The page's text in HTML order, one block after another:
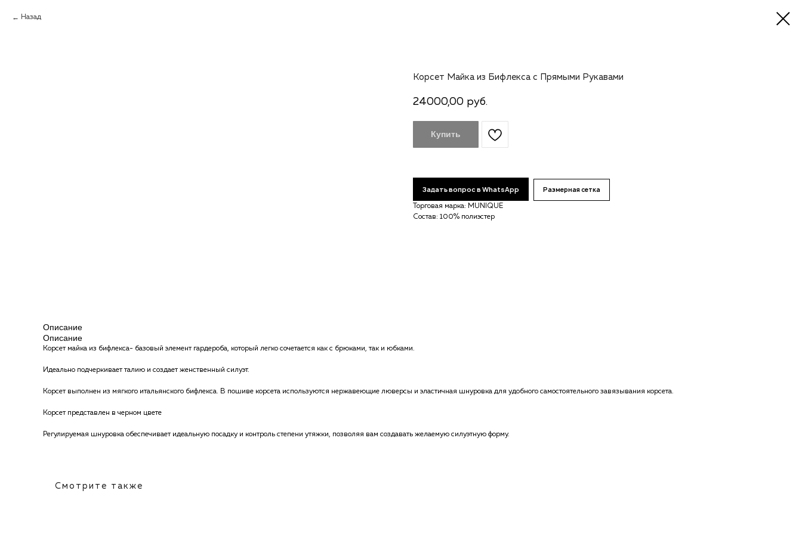
Назад
Корсет Майка из Бифлекса с Прямыми Рукавами
24000,00 руб.
Купить
Задать вопрос в WhatsApp Размерная сетка
Торговая марка: MUNIQUE
Состав: 100% полиэстер
Описание
Описание
Корсет майка из бифлекса- базовый элемент гардероба, который легко сочетается как с брюками, так и юбками.
Идеально подчеркивает талию и создает женственный силуэт.
Корсет выполнен из мягкого итальянского бифлекса. В пошиве корсета используются нержавеющие люверсы и эластичная шнуровка для удобного самостоятельного завязывания корсета.
Корсет представлен в черном цвете
Регулируемая шнуровка обеспечивает идеальную посадку и контроль степени утяжки, позволяя вам создавать желаемую силуэтную форму.
Смотрите также